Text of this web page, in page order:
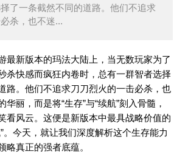
了一条截然不同的道路。他们不追求
杀，也不迷...
最新版本的玛法大陆上，当无数玩家为了
杀快感而疯狂内卷时，总有一群智者选择
路。他们不追求刀刀烈火的一击必杀，也
丽，而是将“生存”与“续航”刻入骨髓，
看风云。这便是新版本中最具战略价值的
今天，就让我们深度解析这个生存能力
略真正的强者底蕴。